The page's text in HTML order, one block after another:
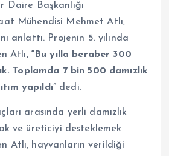
Daire Başkanlığı
Mühendisi Mehmet Atlı,
anlattı. Projenin 5. yılında
Atlı, “Bu yılla beraber 300
Toplamda 7 bin 500 damızlık
yapıldı” dedi.
arasında yerli damızlık
ve üreticiyi desteklemek
Atlı, hayvanların verildiği